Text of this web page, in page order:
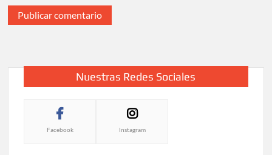
Nuestras Redes Sociales
Facebook Instagram